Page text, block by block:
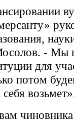
- Мы
для
потом
себя